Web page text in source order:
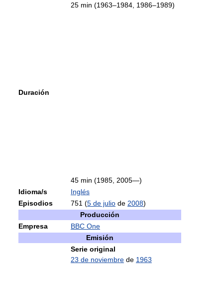
Duración
25 min (1963–1984, 1986–1989)
45 min (1985, 2005—)
Idioma/s
Inglés
Episodios
751 (5 de julio de 2008)
Producción
Empresa
BBC One
Emisión
Serie original
23 de noviembre de 1963